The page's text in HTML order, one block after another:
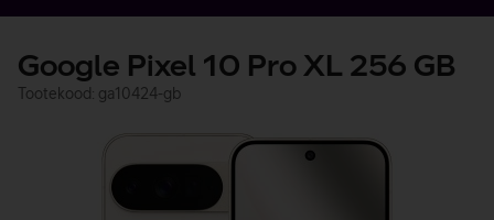
Google Pixel 10 Pro XL 256 GB
Tootekood: ga10424-gb